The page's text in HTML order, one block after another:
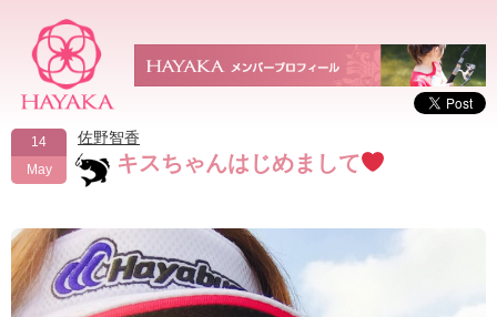
14
May
佐野智香
キスちゃんはじめまして